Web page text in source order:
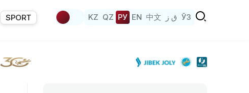
SPORT KZ QZ РУ EN 中文 ق ز ЎЗ